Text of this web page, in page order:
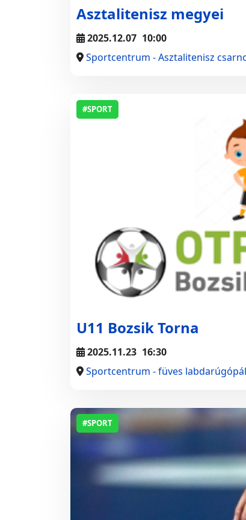
Asztalitenisz megyei
2025.12.07 10:00
Sportcentrum - Asztalitenisz
#SPORT
U11 Bozsik Torna
2025.11.23 16:30
Sportcentrum - füves
#SPORT